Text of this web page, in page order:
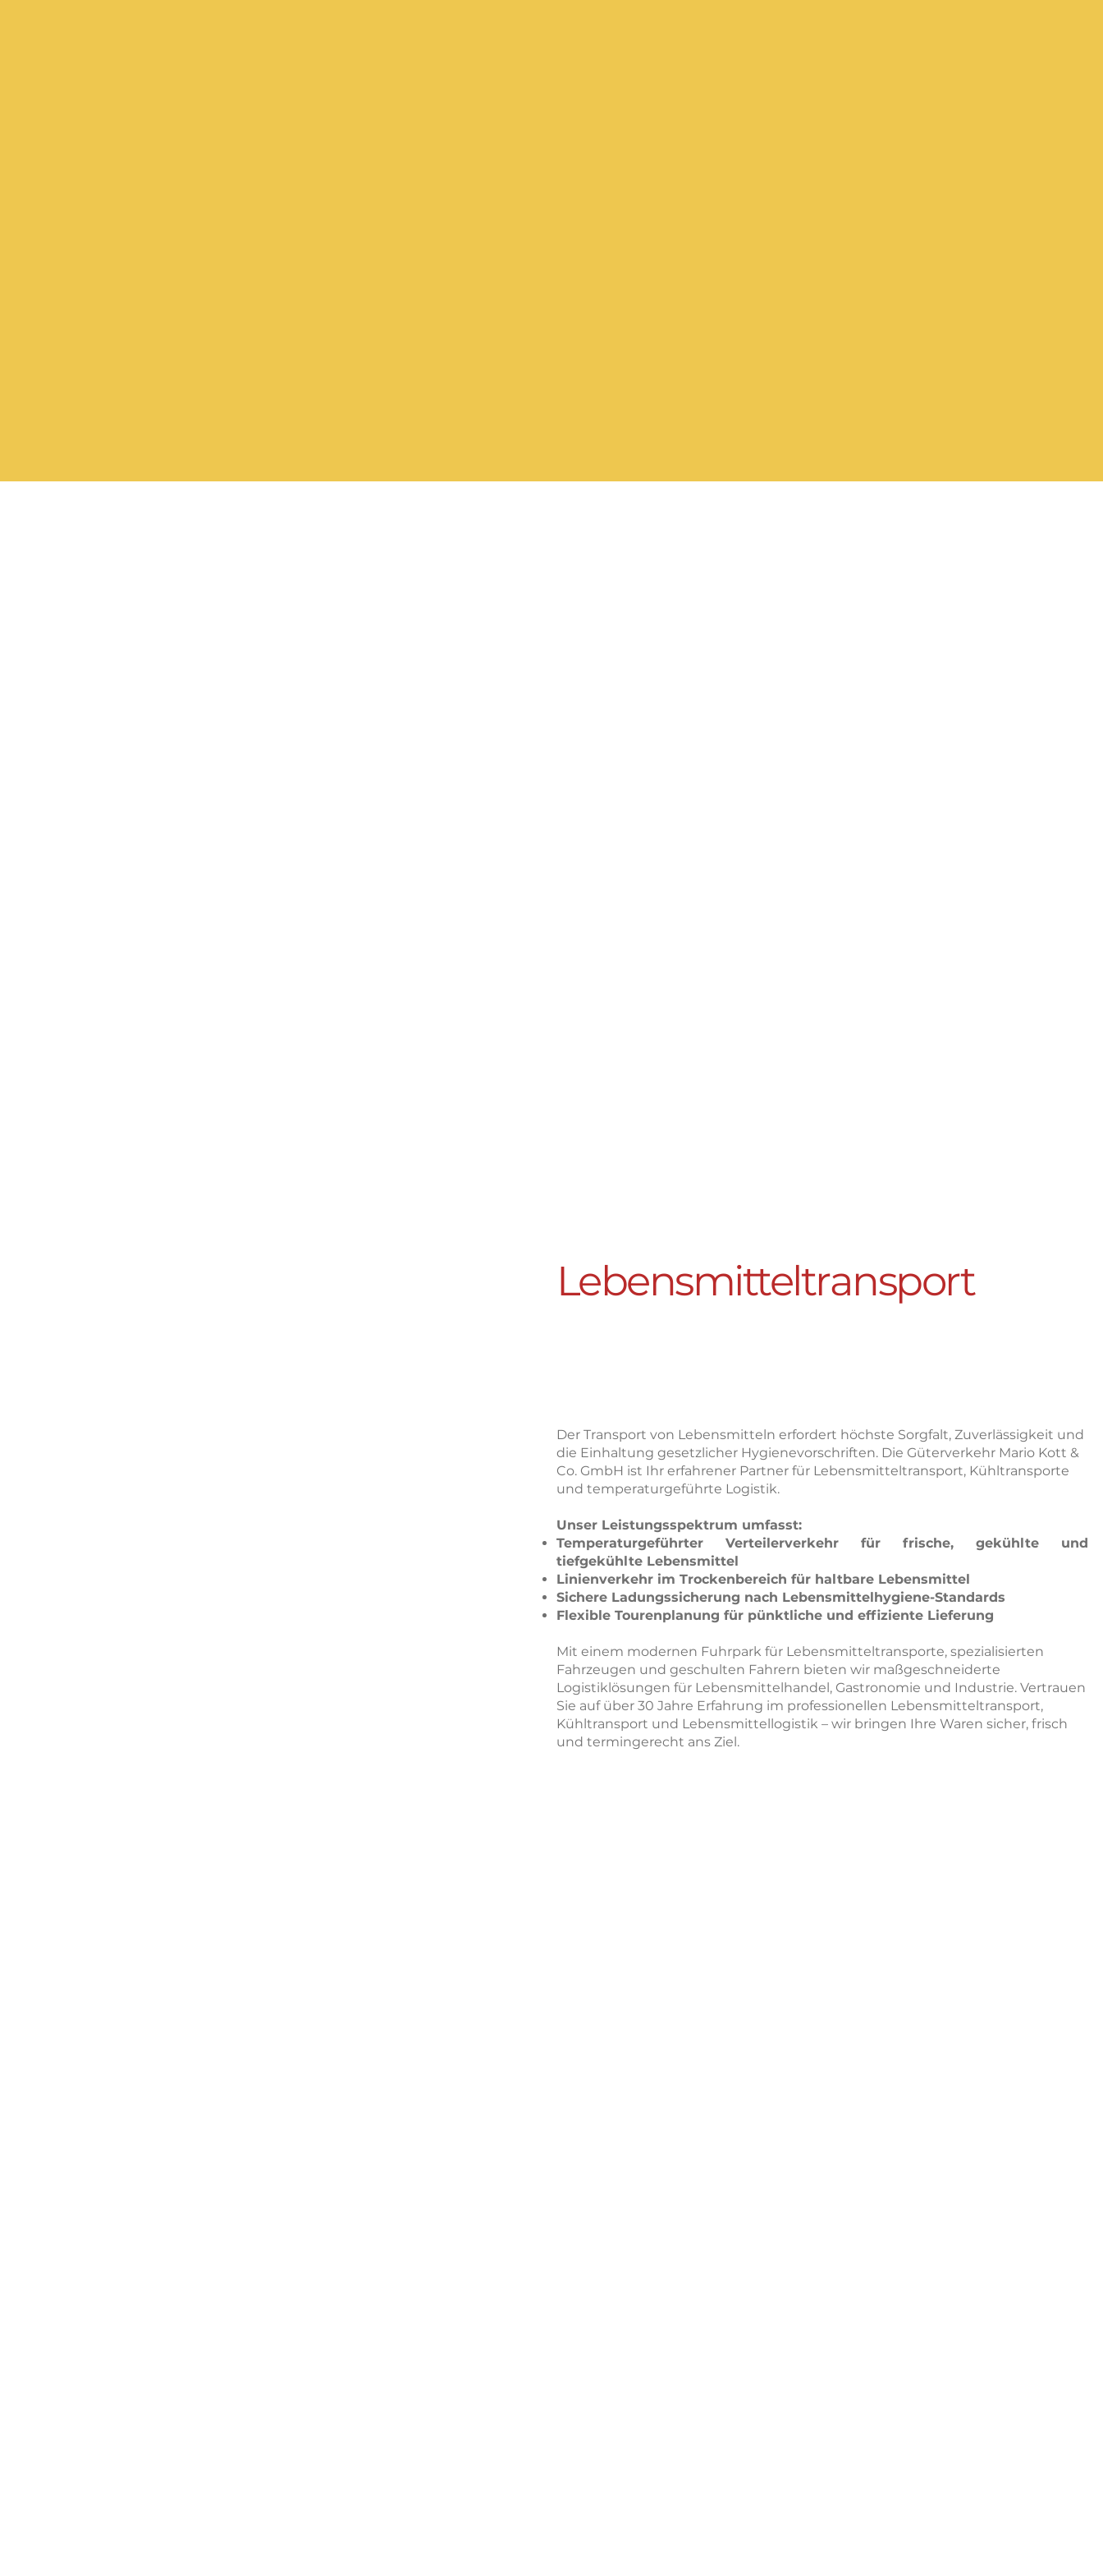
Lebensmitteltransport
sicher, zuverlässig und
Der Transport von Lebensmitteln erfordert höchste Sorgfalt, Zuverlässigkeit und
die Einhaltung gesetzlicher Hygienevorschriften. Die Güterverkehr Mario Kott &
Co. GmbH ist Ihr erfahrener Partner für Lebensmitteltransport, Kühltransporte
und temperaturgeführte Logistik.
Unser Leistungsspektrum umfasst:
Temperaturgeführter Verteilerverkehr für frische, gekühlte und
tiefgekühlte Lebensmittel
Linienverkehr im Trockenbereich für haltbare Lebensmittel
Sichere Ladungssicherung nach Lebensmittelhygiene-Standards
Flexible Tourenplanung für pünktliche und effiziente Lieferung
Mit einem modernen Fuhrpark für Lebensmitteltransporte, spezialisierten
Fahrzeugen und geschulten Fahrern bieten wir maßgeschneiderte
Logistiklösungen für Lebensmittelhandel, Gastronomie und Industrie. Vertrauen
Sie auf über 30 Jahre Erfahrung im professionellen Lebensmitteltransport,
Kühltransport und Lebensmittellogistik – wir bringen Ihre Waren sicher, frisch
und termingerecht ans Ziel.